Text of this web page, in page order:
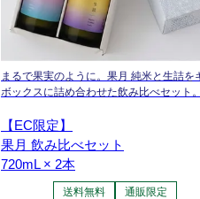
まるで果実のように。果月 純米と生詰を
ボックスに詰め合わせた飲み比べセット。
【EC限定】
果月 飲み比べセット
720mL × 2本
送料無料
通販限定